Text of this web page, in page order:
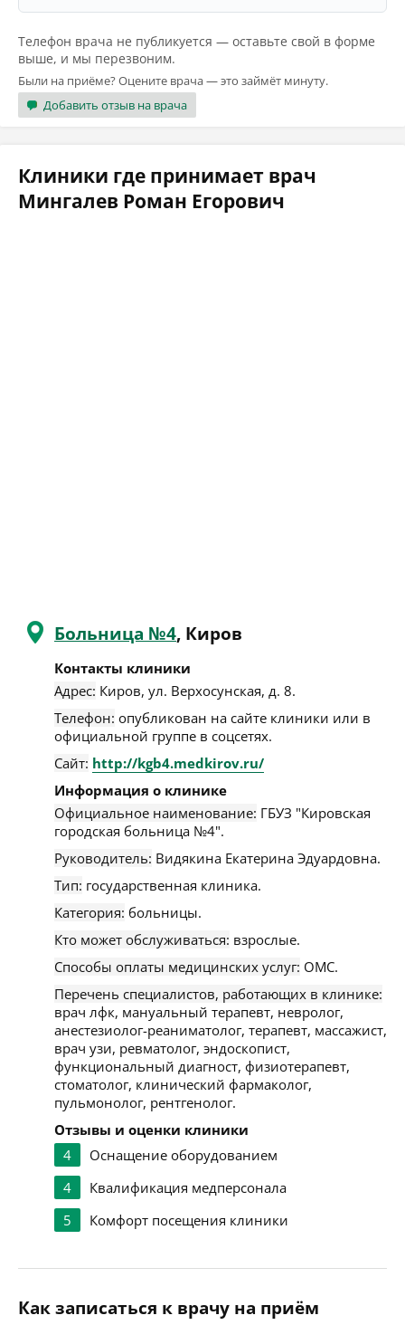
Телефон врача не публикуется — оставьте свой в форме
выше, и мы перезвоним.
Были на приёме? Оцените врача — это займёт минуту.
Добавить отзыв на врача
Клиники где принимает врач
Мингалев Роман Егорович
Больница №4, Киров
Контакты клиники
Адрес: Киров, ул. Верхосунская, д. 8.
Телефон: опубликован на сайте клиники или в
официальной группе в соцсетях.
Сайт: http://kgb4.medkirov.ru/
Информация о клинике
Официальное наименование: ГБУЗ "Кировская
городская больница №4".
Руководитель: Видякина Екатерина Эдуардовна.
Тип: государственная клиника.
Категория: больницы.
Кто может обслуживаться: взрослые.
Способы оплаты медицинских услуг: ОМС.
Перечень специалистов, работающих в клинике:
врач лфк, мануальный терапевт, невролог,
анестезиолог-реаниматолог, терапевт, массажист,
врач узи, ревматолог, эндоскопист,
функциональный диагност, физиотерапевт,
стоматолог, клинический фармаколог,
пульмонолог, рентгенолог.
Отзывы и оценки клиники
4
Оснащение оборудованием
4
Квалификация медперсонала
5
Комфорт посещения клиники
Как записаться к врачу на приём